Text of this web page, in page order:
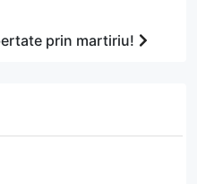
prin martiriu!